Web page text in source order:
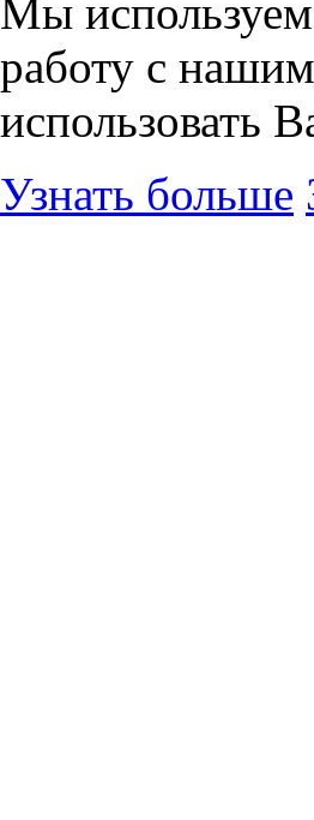
Мы
работу с
использовать
Узнать больше